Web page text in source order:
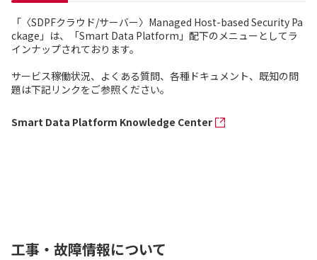
「〈SDPFクラウド/サーバー〉Managed Host-based Security Pa
ckage」は、「Smart Data Platform」配下のメニューとしてラ
インナップされております。
サービス稼働状況、よくある質問、各種ドキュメント、既知の問
題は下記リンクをご参照ください。
Smart Data Platform Knowledge Center
工事・故障情報について